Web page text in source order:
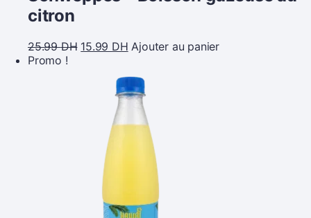
citron
25.99DH 15.99 DH Ajouter au panier
Promo !